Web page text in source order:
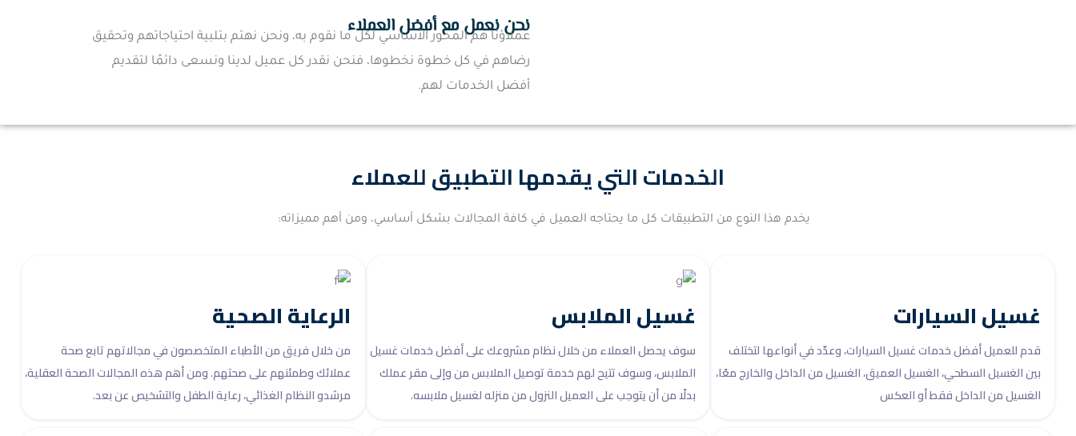
نحن نعمل مع أفضل العملاء
عملاؤنا هم المحور الأساسي لكل ما نقوم به، ونحن نهتم بتلبية احتياجاتهم وتحقيق
رضاهم في كل خطوة نخطوها، فنحن نقدر كل عميل لدينا ونسعى دائمًا لتقديم
أفضل الخدمات لهم.
الخدمات التي يقدمها التطبيق للعملاء
يخدم هذا النوع من التطبيقات كل ما يحتاجه العميل في كافة المجالات بشكل أساسي، ومن أهم مميزاته:
غسيل السيارات
قدم للعميل أفضل خدمات غسيل السيارات، وعدّد في أنواعها لتختلف
بين الغسيل السطحي، الغسيل العميق، الغسيل من الداخل والخارج معًا،
الغسيل من الداخل فقط أو العكس
غسيل الملابس
سوف يحصل العملاء من خلال نظام مشروعك على أفضل خدمات غسيل
الملابس، وسوف تتيح لهم خدمة توصيل الملابس من وإلى مقر عملك
بدلًا من أن يتوجب على العميل النزول من منزله لغسيل ملابسه.
الرعاية الصحية
من خلال فريق من الأطباء المتخصصون في مجالاتهم تابع صحة
عملائك وطمئنهم على صحتهم. ومن أهم هذه المجالات الصحة العقلية،
مرشدو النظام الغذائي، رعاية الطفل والتشخيص عن بعد.